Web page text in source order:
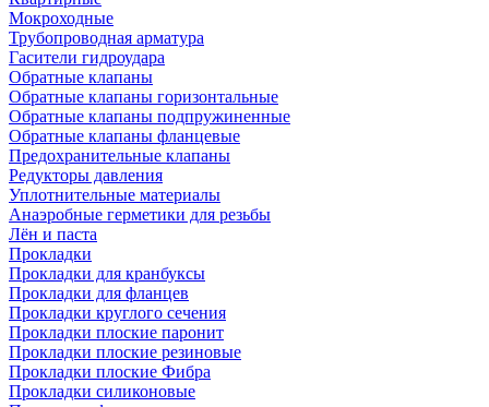
Мокроходные
Трубопроводная арматура
Гасители гидроудара
Обратные клапаны
Обратные клапаны горизонтальные
Обратные клапаны подпружиненные
Обратные клапаны фланцевые
Предохранительные клапаны
Редукторы давления
Уплотнительные материалы
Анаэробные герметики для резьбы
Лён и паста
Прокладки
Прокладки для кранбуксы
Прокладки для фланцев
Прокладки круглого сечения
Прокладки плоские паронит
Прокладки плоские резиновые
Прокладки плоские Фибра
Прокладки силиконовые